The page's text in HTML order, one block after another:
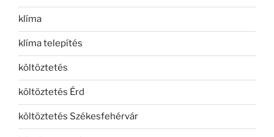
klíma
klíma telepítés
költöztetés
költöztetés Érd
költöztetés Székesfehérvár